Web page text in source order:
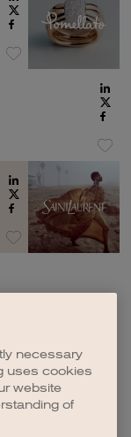
necessary
uses cookies
website
of